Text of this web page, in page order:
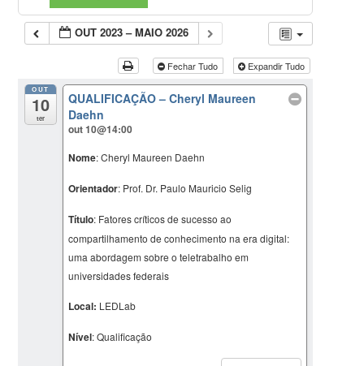
OUT 2023 – MAIO 2026
Fechar Tudo Expandir Tudo
OUT
10
ter
QUALIFICAÇÃO – Cheryl Maureen
Daehn
out 10@14:00
Nome: Cheryl Maureen Daehn
Orientador: Prof. Dr. Paulo Mauricio Selig
Título: Fatores críticos de sucesso ao
compartilhamento de conhecimento na eradigital:
uma abordagem sobre o teletrabalho em
universidades federais
Local: LEDLab
Nível: Qualificação